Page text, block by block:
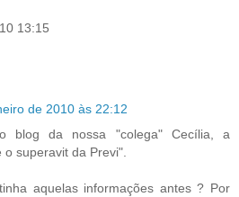
13:15
de 2010 às 22:12
blog da nossa "colega" Cecília, a
superavit da Previ".
aquelas informações antes ? Por